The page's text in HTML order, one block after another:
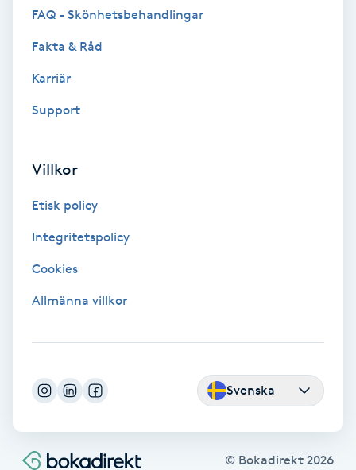
Extensions
Extensions borttagning
Eyeliner-tatuering
Faceliftmassage
Fibromassage
Fillers
FAQ - Skönhetsbehandlingar
Fakta & Råd
Karriär
Support
Villkor
Etisk policy
Integritetspolicy
Cookies
Allmänna villkor
Svenska
© Bokadirekt 2026